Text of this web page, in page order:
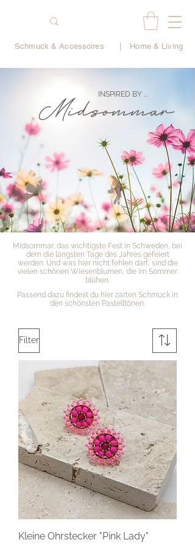
Schmuck & Accessoires Home & Living
INSPIRED BY ...
Midsommar
Midsommar: das wichtigste Fest in Schweden, bei
dem die längsten Tage des Jahres gefeiert
werden. Und was hier nicht fehlen darf, sind die
vielen schönen Wiesenblumen, die im Sommer
blühen.
Passend dazu findest du hier zarten Schmuck in
den schönsten Pastelltönen.
Filter
Kleine Ohrstecker "Pink Lady"